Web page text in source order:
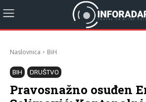
Naslovnica BiH
BIH DRUŠTVO
Pravosnažno osuđen